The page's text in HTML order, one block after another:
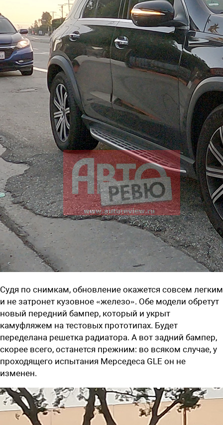
Судя по снимкам, обновление окажется совсем легким
и не затронет кузовное «железо». Обе модели обретут
новый передний бампер, который и укрыт
камуфляжем на тестовых прототипах. Будет
переделана решетка радиатора. А вот задний бампер,
скорее всего, останется прежним: во всяком случае, у
проходящего испытания Мерседеса GLE он не
изменен.